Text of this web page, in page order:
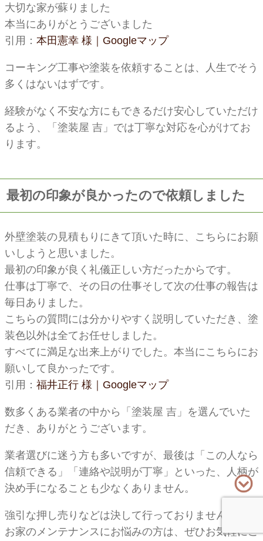
大切な家が蘇りました
本当にありがとうございました
引用： 本田憲幸 様｜Googleマップ
コーキング工事や塗装を依頼することは、人生でそう
多くはないはずです。
経験がなく不安な方にもできるだけ安心していただけ
るよう、「塗装屋 吉」では丁寧な対応を心がけてお
ります。
最初の印象が良かったので依頼しました
外壁塗装の見積もりにきて頂いた時に、こちらにお願
いしようと思いました。
最初の印象が良く礼儀正しい方だったからです。
仕事は丁寧で、その日の仕事そして次の仕事の報告は
毎日ありました。
こちらの質問には分かりやすく説明していただき、塗
装色以外は全てお任せしました。
すべてに満足な出来上がりでした。本当にこちらにお
願いして良かったです。
引用： 福井正行 様｜Googleマップ
数多くある業者の中から「塗装屋 吉」を選んでいた
だき、ありがとうございます。
業者選びに迷う方も多いですが、最後は「この人なら
信頼できる」「連絡や説明が丁寧」といった、人柄が
決め手になることも少なくありません。
強引な押し売りなどは決して行っておりませんので、
お家のメンテナンスにお悩みの方は、ぜひお気軽にご